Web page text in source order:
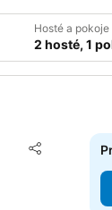
Hosté a pokoje
2 hosté, 1
Sdílet
Přidat